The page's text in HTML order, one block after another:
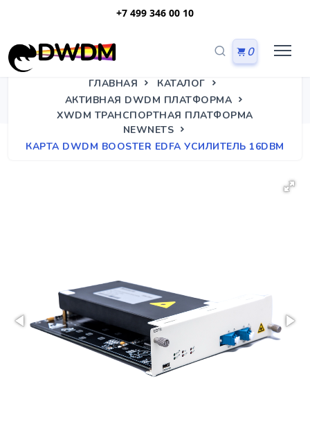
+7 499 346 00 10
0
ГЛАВНАЯ
КАТАЛОГ
АКТИВНАЯ DWDM ПЛАТФОРМА
XWDM ТРАНСПОРТНАЯ ПЛАТФОРМА
NEWNETS
КАРТА DWDM BOOSTER EDFA УСИЛИТЕЛЬ 16DBM